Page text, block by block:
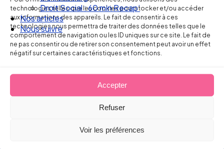
technologies telles que les cookies pour stocker et/ou accéder
aux informations des appareils. Le fait de consentir à ces
technologies nous permettra de traiter des données telles que le
comportement de navigation ou les ID uniques sur ce site. Le fait de
ne pas consentir ou de retirer son consentement peut avoir un effet
négatif sur certaines caractéristiques et fonctions.
Accepter
Refuser
Voir les préférences
Nos articles
Nous suivre
Ellipse Avocats
Réseau
de cabinets
d’avocats
experts